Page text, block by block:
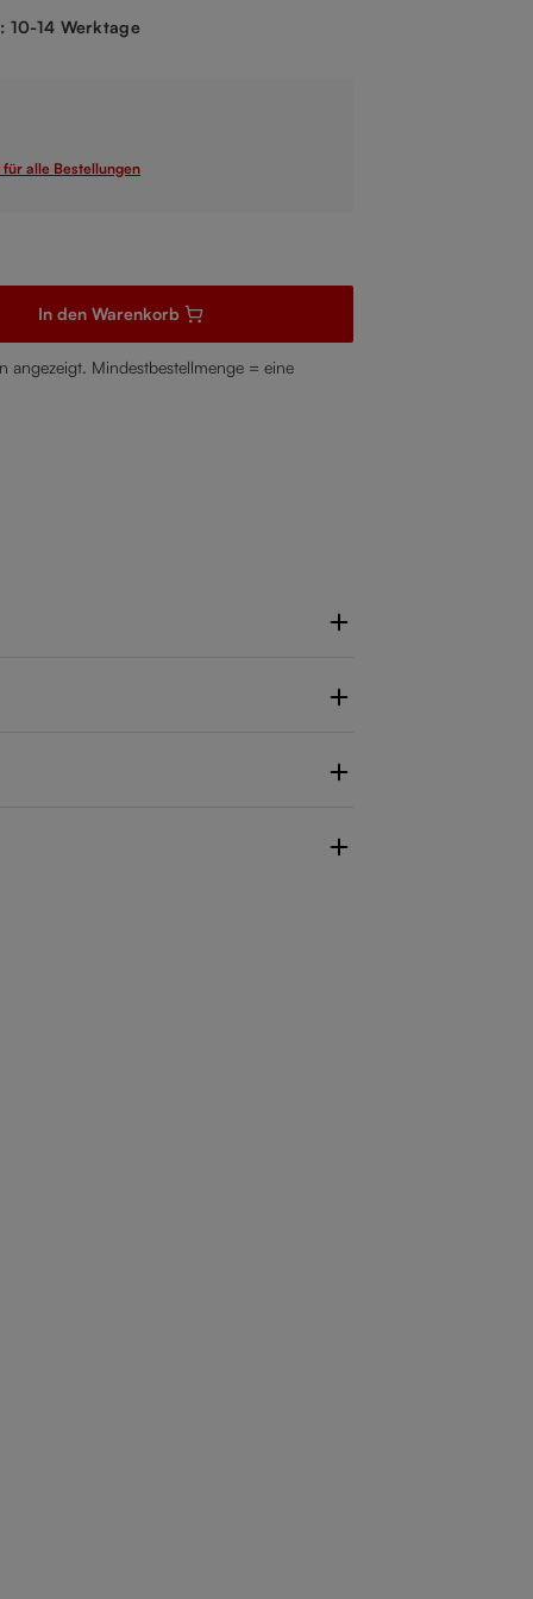
10-14 Werktage
für alle Bestellungen
Wert ein oder benutze die Schaltflächen um die Anzahl
In den Warenkorb
angezeigt. Mindestbestellmenge = eine